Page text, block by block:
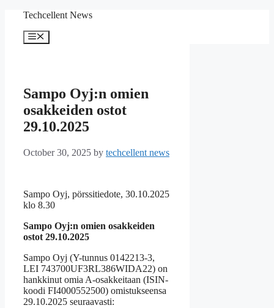
content
Techcellent News
Menu
Sampo Oyj:n omien
osakkeiden ostot
29.10.2025
October 30, 2025 by techcellent news
Sampo Oyj, pörssitiedote, 30.10.2025
klo 8.30
Sampo Oyj:n omien osakkeiden
ostot 29.10.2025
Sampo Oyj (Y-tunnus 0142213-3,
LEI 743700UF3RL386WIDA22) on
hankkinut omia A-osakkeitaan (ISIN-
koodi FI4000552500) omistukseensa
29.10.2025 seuraavasti: